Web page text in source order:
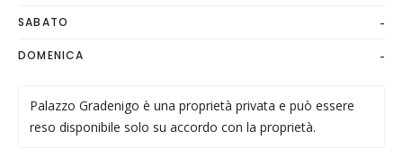
SABATO -
DOMENICA -
Palazzo Gradenigo è una proprietà privata e può essere
reso disponibile solo su accordo con la proprietà.